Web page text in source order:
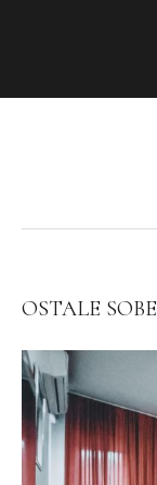
OSTALE SOBE